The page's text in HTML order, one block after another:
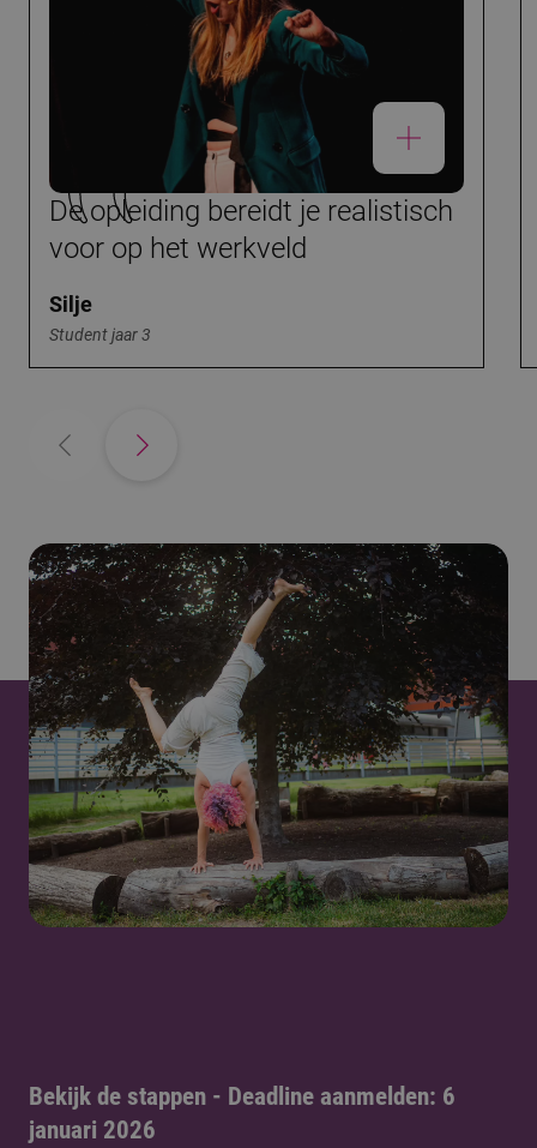
De opleiding bereidt je realistisch
voor op het werkveld
Silje
Student jaar 3
Bekijk de stappen - Deadline aanmelden: 6
januari 2026